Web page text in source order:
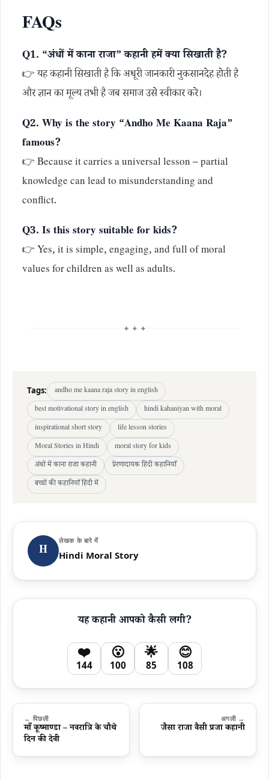
FAQs
Q1. “अंधों में काना राजा” कहानी हमें क्या सिखाती है?
👉 यह कहानी सिखाती है कि अधूरी जानकारी नुकसानदेह होती है
और ज्ञान का मूल्य तभी है जब समाज उसे स्वीकार करे।
Q2. Why is the story “Andho Me Kaana Raja”
famous?
👉 Because it carries a universal lesson – partial
knowledge can lead to misunderstanding and
conflict.
Q3. Is this story suitable for kids?
👉 Yes, it is simple, engaging, and full of moral
values for children as well as adults.
✦ ✦ ✦
Tags:
andho me kaana raja story in english
best motivational story in english
hindi kahaniyan with moral
inspirational short story
life lesson stories
Moral Stories in Hindi
moral story for kids
अंधों में काना राजा कहानी
प्रेरणादायक हिंदी कहानियाँ
बच्चों की कहानियाँ हिंदी में
H
लेखक के बारे में
Hindi Moral Story
यह कहानी आपको कैसी लगी?
❤️
144
😮
100
🌟
85
😊
108
← पिछली
माँ कूष्माण्डा – नवरात्रि के चौथे
दिन की देवी
अगली →
जैसा राजा वैसी प्रजा कहानी